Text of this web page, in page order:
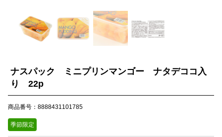
ナスパック ミニプリンマンゴー ナタデココ入
り 22p
商品番号：8888431101785
季節限定